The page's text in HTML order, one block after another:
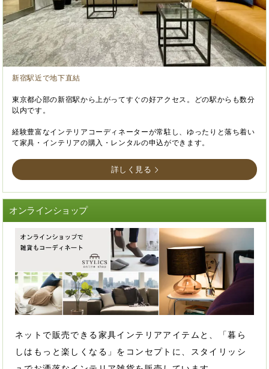
新宿駅近で地下直結
東京都心部の新宿駅から上がってすぐの好アクセス。どの駅からも数分
以内です。
経験豊富なインテリアコーディネーターが常駐し、ゆったりと落ち着い
て家具・インテリアの購入・レンタルの申込ができます。
詳しく見る
オンラインショップ
ネットで販売できる家具インテリアアイテムと、「暮ら
しはもっと楽しくなる」をコンセプトに、スタイリッシ